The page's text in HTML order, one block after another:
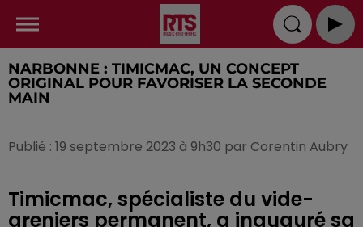
NARBONNE : TIMICMAC, UN CONCEPT
ORIGINAL POUR FAVORISER LA SECONDE
MAIN
Publié : 19 septembre 2023 à 9h30 par Corentin Aubry
Timicmac, spécialiste du vide-
greniers permanent, a inauguré sa